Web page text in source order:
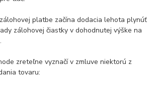
platbe začína dodacia lehota plynúť
zálohovej čiastky v dohodnutej výške na
zreteľne vyznačí v zmluve niektorú z
tovaru: